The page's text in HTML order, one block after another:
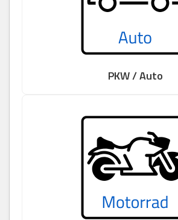
PKW / Auto